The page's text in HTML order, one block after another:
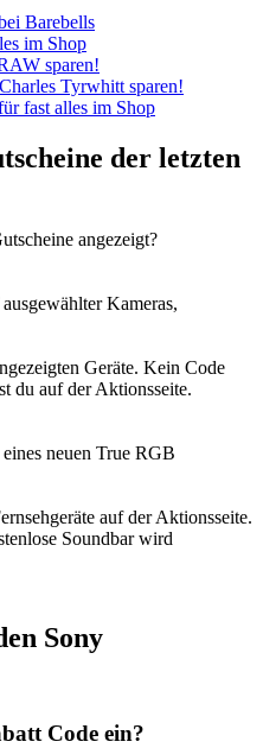
der letzten
angezeigt?
Kameras,
Geräte. Kein Code
du auf der Aktionsseite.
neuen True RGB
auf der Aktionsseite.
Soundbar wird
Sony
Code ein?